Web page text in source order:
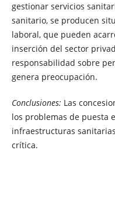
gestionar servicios
sanitario, se producen
laboral, que pueden
inserción del sector
responsabilidad sobre
genera preocupación.
Conclusiones: Las
los problemas de puesta
infraestructuras
crítica.